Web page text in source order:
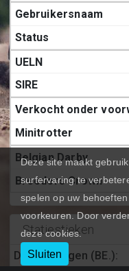
Statiestieken
Deelnemingen (BE.):
Deze site maakt
surfervaring te
spelen op uw
voorkeuren. Door
deze cookies.
Sluiten